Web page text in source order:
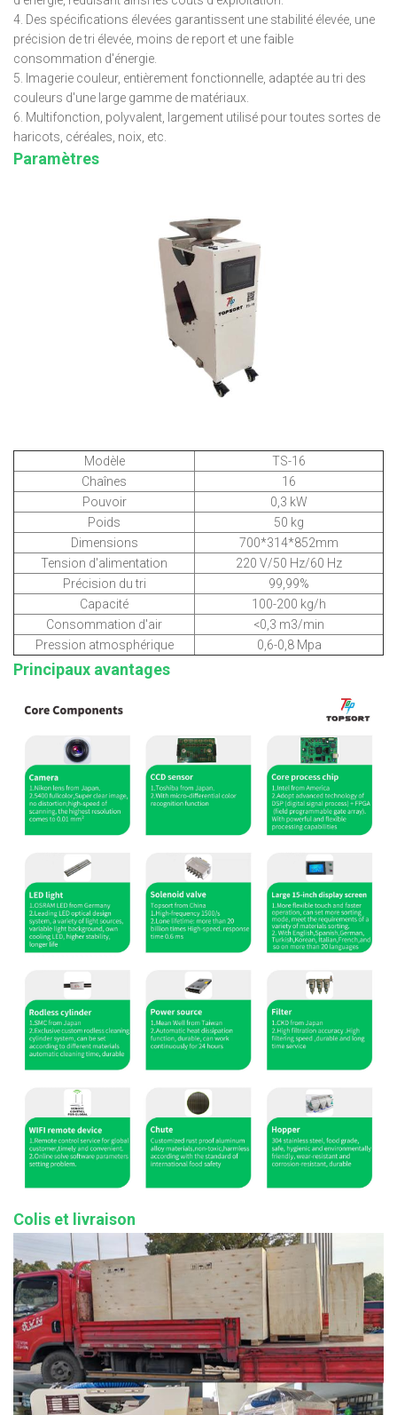
4. Des spécifications élevées garantissent une stabilité élevée, une
précision de tri élevée, moins de report et une faible
consommation d'énergie.
5. Imagerie couleur, entièrement fonctionnelle, adaptée au tri des
couleurs d'une large gamme de matériaux.
6. Multifonction, polyvalent, largement utilisé pour toutes sortes de
haricots, céréales, noix, etc.
Paramètres
Modèle
TS-16
Chaînes
16
Pouvoir
0,3 kW
Poids
50 kg
Dimensions
700*314*852mm
Tension d'alimentation
220 V/50 Hz/60 Hz
Précision du tri
99,99%
Capacité
100-200 kg/h
Consommation d'air
<0,3 m3/min
Pression atmosphérique
0,6-0,8 Mpa
Principaux avantages
Colis et livraison